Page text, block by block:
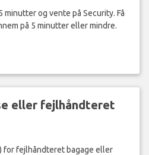
minutter og vente på Security. Få
på 5 minutter eller mindre.
eller fejlhåndteret
for fejlhåndteret bagage eller